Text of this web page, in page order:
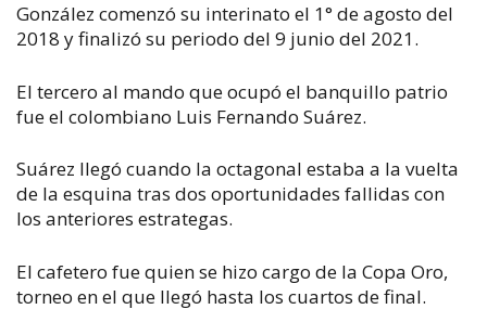
González comenzó su interinato el 1° de agosto del
2018 y finalizó su periodo del 9 junio del 2021.
El tercero al mando que ocupó el banquillo patrio
fue el colombiano Luis Fernando Suárez.
Suárez llegó cuando la octagonal estaba a la vuelta
de la esquina tras dos oportunidades fallidas con
los anteriores estrategas.
El cafetero fue quien se hizo cargo de la Copa Oro,
torneo en el que llegó hasta los cuartos de final.